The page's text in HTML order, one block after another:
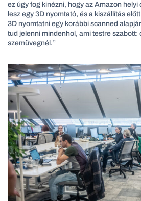
ez úgy fog kinézni, hogy az Amazon
lesz egy 3D nyomtató, és a kiszállítás
3D nyomtatni egy korábbi scanned
tud jelenni mindenhol, ami testre szabott:
szemüvegnél.”